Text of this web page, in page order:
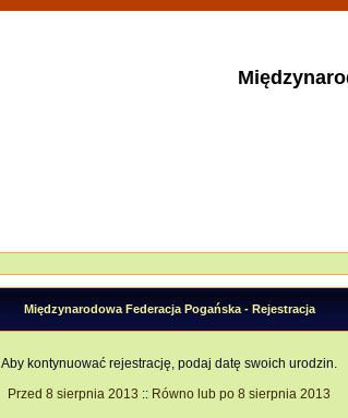
Międzynarodowa Federacja Pogańska - Rejestracja
Aby kontynuować rejestrację, podaj datę swoich urodzin.
Przed 8 sierpnia 2013 :: Równo lub po 8 sierpnia 2013